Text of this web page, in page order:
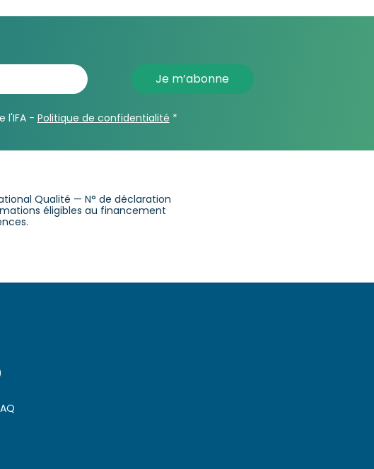
l'IFA - Politique de confidentialité *
Qualité — N° de déclaration
éligibles au financement